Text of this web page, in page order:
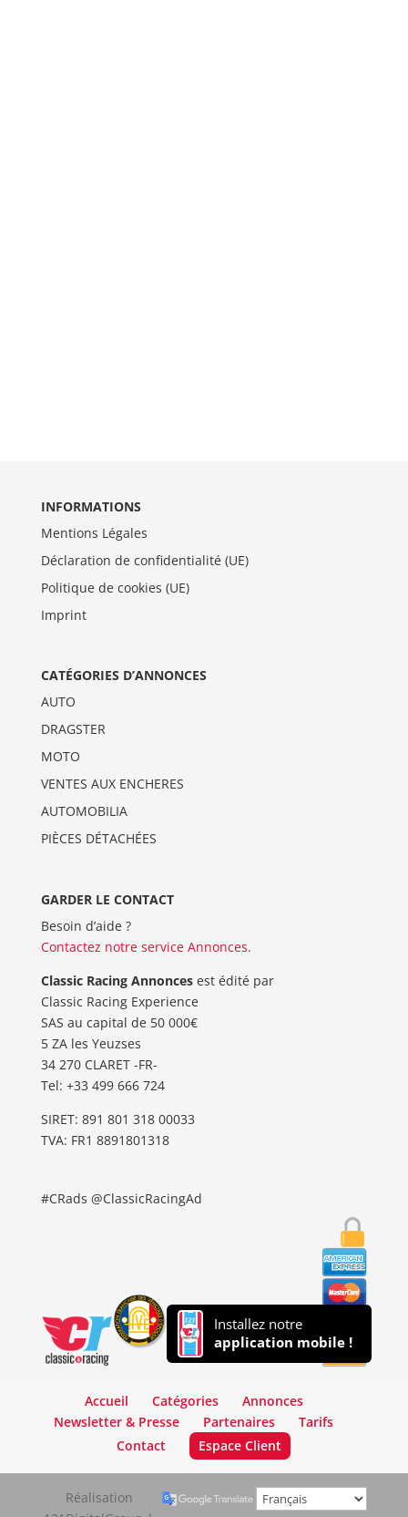
INFORMATIONS
Mentions Légales
Déclaration de confidentialité (UE)
Politique de cookies (UE)
Imprint
CATÉGORIES D’ANNONCES
AUTO
DRAGSTER
MOTO
VENTES AUX ENCHERES
AUTOMOBILIA
PIÈCES DÉTACHÉES
GARDER LE CONTACT
Besoin d’aide ?
Contactez notre service Annonces.
Classic Racing Annoncesest édité par
Classic Racing Experience
SAS au capital de 50 000€
5 ZA les Yeuzses
34 270 CLARET -FR-
Tel: ‭+33 499 666 724‬
SIRET: 891 801 318 00033
TVA: FR1 8891801318
#CRads @ClassicRacingAd
Installez notre
application mobile !
Accueil Catégories
Annonces
Newsletter & Presse
Partenaires
Tarifs
Contact
Espace Client
Réalisation